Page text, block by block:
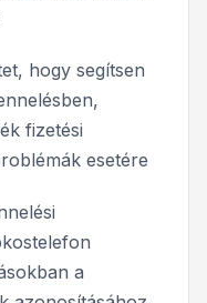
hogy segítsen
fizetési
esetére
a